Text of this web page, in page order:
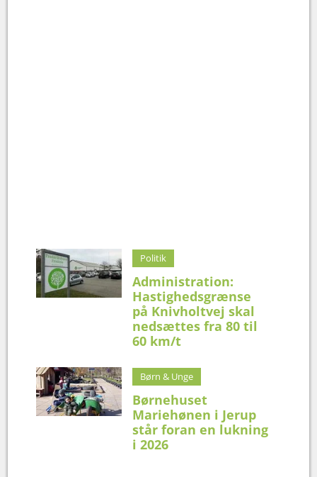
Politik
Administration:
Hastighedsgrænse
på Knivholtvej skal
nedsættes fra 80 til
60 km/t
Børn & Unge
Børnehuset
Mariehønen i Jerup
står foran en lukning
i 2026